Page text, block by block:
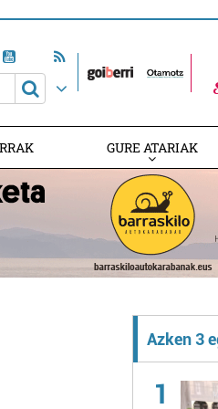
GURE ATARIAK
Azken 3
1